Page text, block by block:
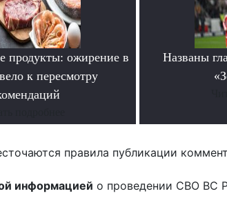
продукты: ожирение в
к пересмотру
Названы
правила публикации
информацией о проведении СВО ВС